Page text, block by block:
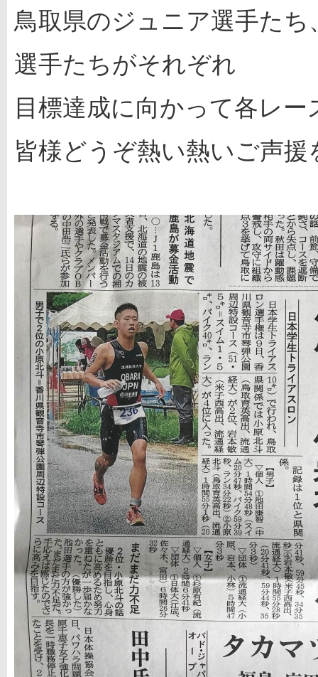
鳥取県のジュニア選手た
選手たちがそれぞれ
目標達成に向かって各レ
皆様どうぞ熱い熱いご声